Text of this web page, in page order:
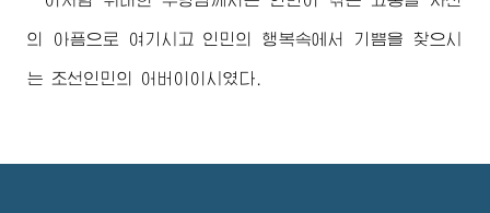
의 아픔으로 여기시고 인민의 행복속에서 기쁨을 찾으시
는 조선인민의 어버이 이시였다.